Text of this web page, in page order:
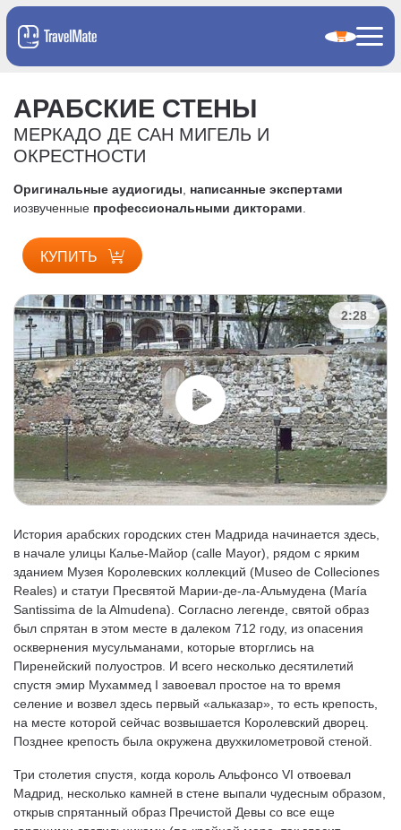
АРАБСКИЕ СТЕНЫ
МЕРКАДО ДЕ САН МИГЕЛЬ И
ОКРЕСТНОСТИ
Оригинальные аудиогиды
написанные экспертами
иозвученные профессиональными дикторами
КУПИТЬ
2:28
История арабских городских стен Мадрида начинается здесь,
в начале улицы Калье-Майор (calle Mayor), рядом с ярким
зданием Музея Королевских коллекций (Museo de Colleciones
Reales) и статуи Пресвятой Марии-де-ла-Альмудена (María
Santissima de la Almudena). Согласно легенде, святой образ
был спрятан в этом месте в далеком 712 году, из опасения
осквернения мусульманами, которые вторглись на
Пиренейский полуостров. И всего несколько десятилетий
спустя эмир Мухаммед I завоевал простое на то время
селение и возвел здесь первый «альказар», то есть крепость,
на месте которой сейчас возвышается Королевский дворец.
Позднее крепость была окружена двухкилометровой стеной.
Три столетия спустя, когда король Альфонсо VI отвоевал
Мадрид, несколько камней в стене выпали чудесным образом,
открыв спрятанный образ Пречистой Девы со все еще